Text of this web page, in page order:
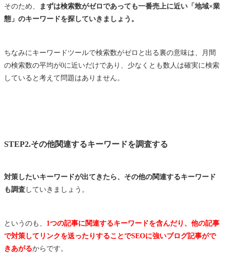
そのため、
まずは検索数がゼロであっても一番売上に近い「地域×業
態」のキーワードを探していきましょう。
ちなみにキーワードツールで検索数がゼロと出る裏の意味は、月間
の検索数の平均が0に近いだけであり、少なくとも数人は確実に検索
していると考えて問題はありません。
STEP2.その他関連するキーワードを調査する
対策したいキーワードが出てきたら、その他の関連するキーワード
も調査していきましょう。
というのも、 1つの記事に関連するキーワードを含んだり、他の記事
で対策してリンクを送ったりすることでSEOに強いブログ記事がで
きあがるからです。